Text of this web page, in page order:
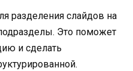
разделения слайдов на
Это поможет
и сделать